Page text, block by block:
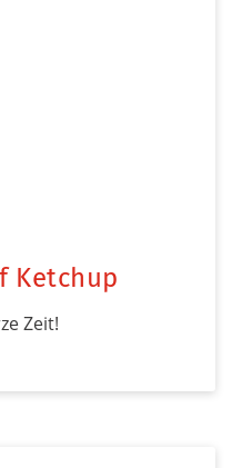
Ketchup
Zeit!